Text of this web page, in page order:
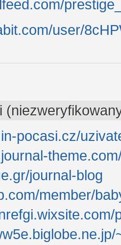
user/
pocasi.cz/
journal-blog
member/